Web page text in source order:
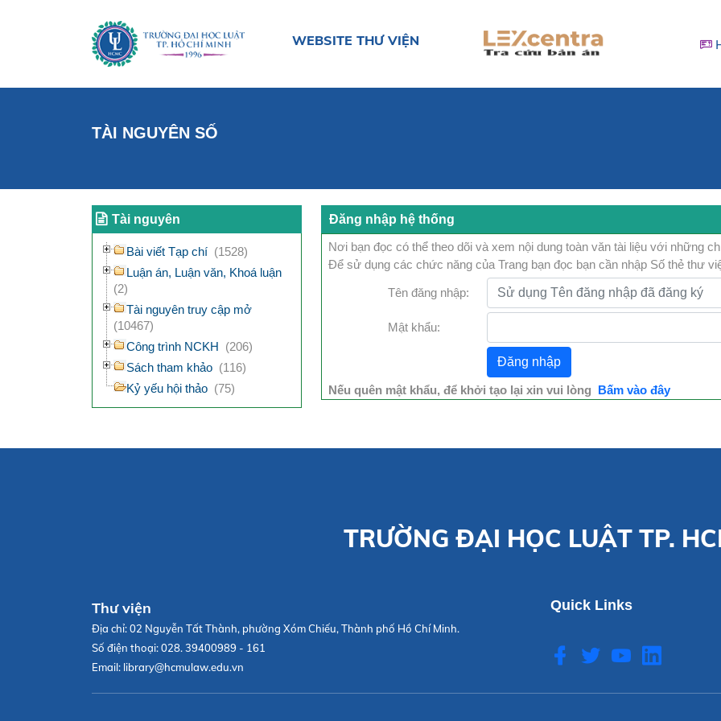
WEBSITE THƯ VIỆN
TÀI NGUYÊN SỐ
Tài nguyên
Bài viết Tạp chí (1528)
Luận án, Luận văn, Khoá luận
(2)
Tài nguyên truy cập mở
(10467)
Công trình NCKH (206)
Sách tham khảo (116)
Kỷ yếu hội thảo (75)
Đăng nhập hệ thống
Nơi bạn đọc có thể theo dõi và xem nội dung toàn văn tài liệu với những
Để sử dụng các chức năng của Trang bạn đọc bạn cần nhập Số thẻ thư
Tên đăng nhập:
Mật khẩu:
Nếu quên mật khẩu, để khởi tạo lại xin vui lòng Bấm vào đây
TRƯỜNG ĐẠI HỌC LUẬT TP.
Thư viện
Địa chỉ:02 Nguyễn Tất Thành, phường Xóm Chiếu, Thành phố Hồ Chí Minh.
Số điện thoại:028. 39400989 - 161
Email: library@hcmulaw.edu.vn
Quick Links